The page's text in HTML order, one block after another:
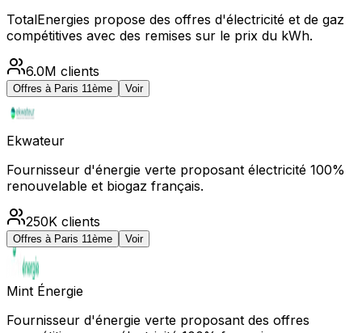
TotalEnergies propose des offres d'électricité et de gaz
compétitives avec des remises sur le prix du kWh.
6.0M clients
Offres à Paris 11ème Voir
Ekwateur
Fournisseur d'énergie verte proposant électricité 100%
renouvelable et biogaz français.
250K clients
Offres à Paris 11ème Voir
Mint Énergie
Fournisseur d'énergie verte proposant des offres